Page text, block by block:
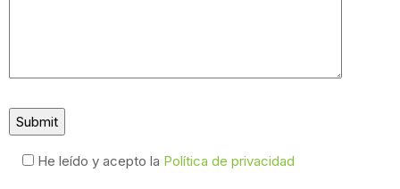
He leído y acepto la Política de privacidad